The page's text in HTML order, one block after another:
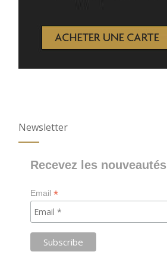
Newsletter
Recevez les nouveautés
Email*